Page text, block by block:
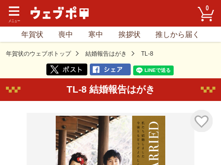
0
年賀状 喪中 寒中 挨拶状 推しから届く
年賀状のウェブポトップ 結婚報告はがき TL-8
TL-8 結婚報告はがき